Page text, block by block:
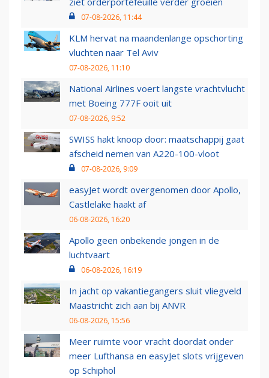
07-08-2026, 11:44
KLM hervat na maandenlange opschorting
vluchten naar Tel Aviv
07-08-2026, 11:10
National Airlines voert langste vrachtvlucht
met Boeing 777F ooit uit
07-08-2026, 9:52
SWISS hakt knoop door: maatschappij gaat
afscheid nemen van A220-100-vloot
07-08-2026, 9:09
easyJet wordt overgenomen door Apollo,
Castlelake haakt af
06-08-2026, 16:20
Apollo geen onbekende jongen in de
luchtvaart
06-08-2026, 16:19
In jacht op vakantiegangers sluit vliegveld
Maastricht zich aan bij ANVR
06-08-2026, 15:56
Meer ruimte voor vracht doordat onder
meer Lufthansa en easyJet slots vrijgeven
op Schiphol